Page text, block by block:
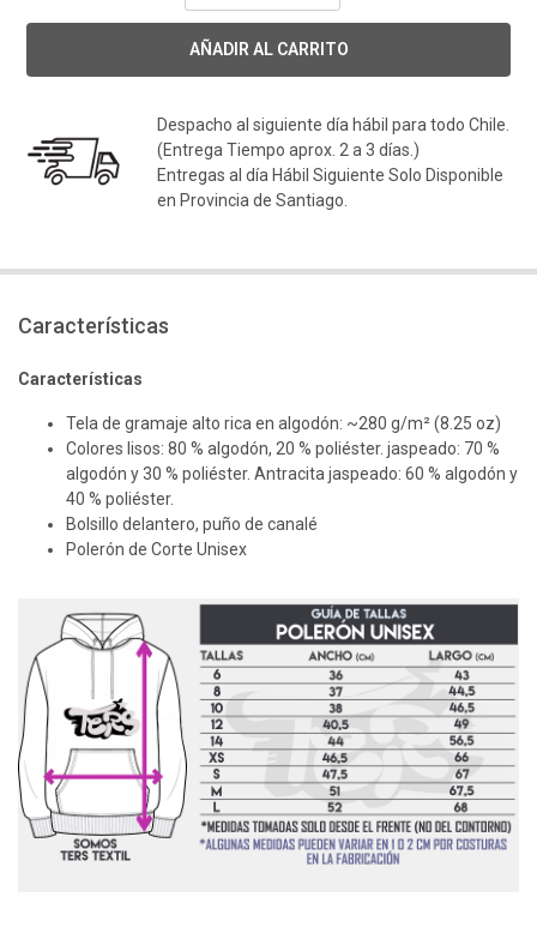
Despacho al siguiente día hábil para todo Chile.
(Entrega Tiempo aprox. 2 a 3 días.)
Entregas al día Hábil Siguiente Solo Disponible
en Provincia de Santiago.
Características
Características
Tela de gramaje alto rica en algodón: ~280 g/m² (8.25 oz)
Colores lisos: 80 % algodón, 20 % poliéster. jaspeado: 70 %
algodón y 30 % poliéster. Antracita jaspeado: 60 % algodón y
40 % poliéster.
Bolsillo delantero, puño de canalé
Polerón de Corte Unisex